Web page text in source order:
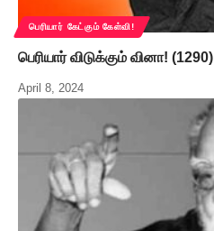
பெரியார் கேட்கும் கேள்வி!
பெரியார் விடுக்கும் வினா! (1290)
April 8, 2024